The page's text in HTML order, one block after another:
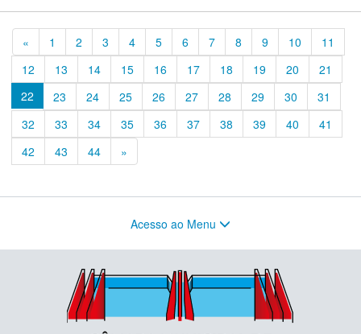
« Previous
1 2 3 4 5 6 7 8 9 10
11
12
13 14 15 16 17 18 19 20
21
22
23 24 25 26 27 28 29 30
31
32
33 34 35 36 37 38 39 40
41
42
43 44 »
Acesso ao Menu